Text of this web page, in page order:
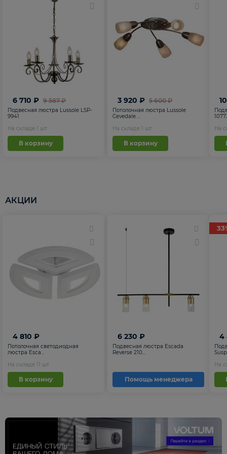
9 587 ₽
6 710 ₽
Подвесная люстра Lussole LSP-
9941
На складе 1 шт
В корзину
5 600 ₽
3 920 ₽
Потолочная люстра Lussole
Cevedale ...
На складе 1 шт
В корзину
На
АКЦИИ
4 810 ₽
Потолочная светодиодная
люстра Esca...
На складе 11 шт
В корзину
6 230 ₽
Подвесная люстра Escada
Reverse 210...
Помощь менеджера
4
На